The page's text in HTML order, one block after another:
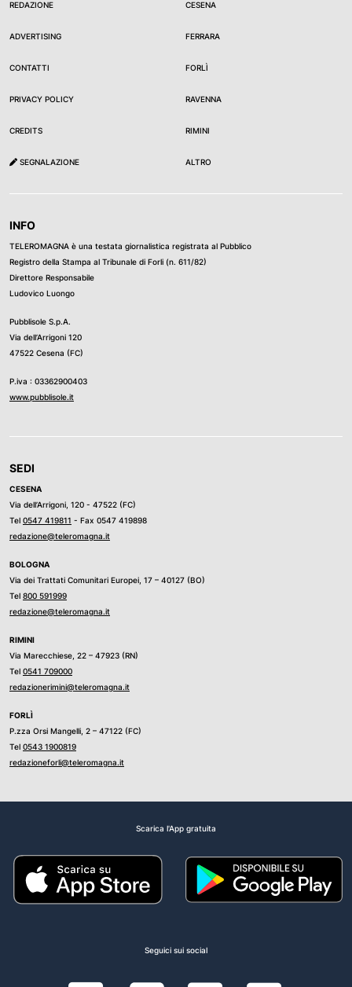
REDAZIONE
ADVERTISING
CONTATTI
PRIVACY POLICY
CREDITS
SEGNALAZIONE
CESENA
FERRARA
FORLÌ
RAVENNA
RIMINI
ALTRO
INFO
TELEROMAGNA è una testata giornalistica registrata al Pubblico
Registro della Stampa al Tribunale di Forli (n. 611/82)
Direttore Responsabile
Ludovico Luongo
Pubblisole S.p.A.
Via dell’Arrigoni 120
47522 Cesena (FC)
P.iva : 03362900403
www.pubblisole.it
SEDI
CESENA
Via dell’Arrigoni, 120 - 47522 (FC)
Tel 0547 419811 - Fax 0547 419898
redazione@teleromagna.it
BOLOGNA
Via dei Trattati Comunitari Europei, 17 – 40127 (BO)
Tel 800 591999
redazione@teleromagna.it
RIMINI
Via Marecchiese, 22 – 47923 (RN)
Tel 0541 709000
redazionerimini@teleromagna.it
FORLÌ
P.zza Orsi Mangelli, 2 – 47122 (FC)
Tel 0543 1900819
redazioneforli@teleromagna.it
Scarica l'App gratuita
Seguici sui social